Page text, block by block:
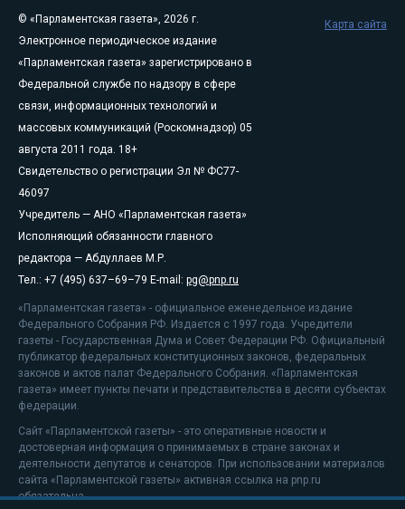
© «Парламентская газета», 2026 г.
Электронное периодическое издание
«Парламентская газета» зарегистрировано в
Федеральной службе по надзору в сфере
связи, информационных технологий и
массовых коммуникаций (Роскомнадзор) 05
августа 2011 года. 18+
Свидетельство о регистрации Эл № ФС77-
46097
Учредитель — АНО «Парламентская газета»
Исполняющий обязанности главного
редактора — Абдуллаев М.Р.
Тел.: +7 (495) 637–69–79 E-mail: pg@pnp.ru
«Парламентская газета» - официальное еженедельное издание
Федерального Собрания РФ. Издается с 1997 года. Учредители
газеты - Государственная Дума и Совет Федерации РФ. Официальный
публикатор федеральных конституционных законов, федеральных
законов и актов палат Федерального Собрания. «Парламентская
газета» имеет пункты печати и представительства в десяти субъектах
федерации.
Сайт «Парламентской газеты» - это оперативные новости и
достоверная информация о принимаемых в стране законах и
деятельности депутатов и сенаторов. При использовании материалов
сайта «Парламентской газеты» активная ссылка на pnp.ru
обязательна.
Карта сайта